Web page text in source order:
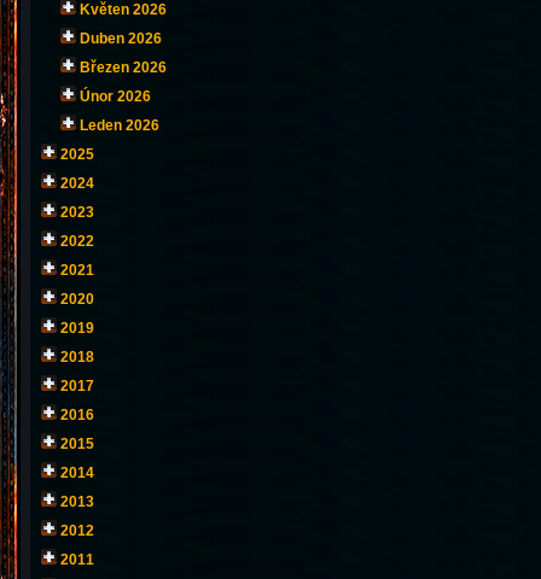
Květen 2026
Duben 2026
Březen 2026
Únor 2026
Leden 2026
2025
2024
2023
2022
2021
2020
2019
2018
2017
2016
2015
2014
2013
2012
2011